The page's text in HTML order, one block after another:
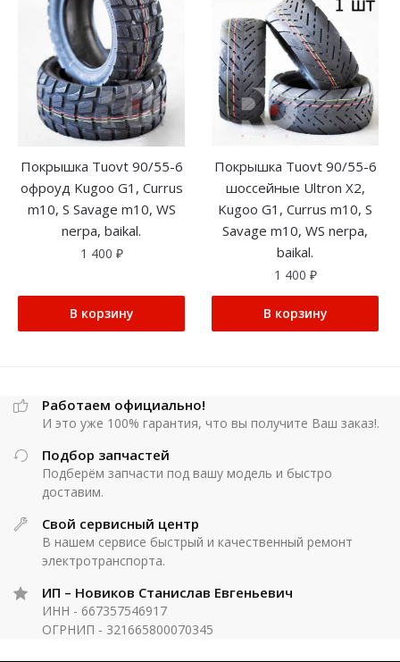
Покрышка Tuovt 90/55-6
офроуд Kugoo G1, Currus
m10, S Savage m10, WS
nerpa, baikal.
1 400 ₽
В корзину
Покрышка Tuovt 90/55-6
шоссейные Ultron X2,
Kugoo G1, Currus m10, S
Savage m10, WS nerpa,
baikal.
1 400 ₽
В корзину
Работаем официально!
И это уже 100% гарантия, что вы получите Ваш заказ!.
Подбор запчастей
Подберём запчасти под вашу модель и быстро
доставим.
Свой сервисный центр
В нашем сервисе быстрый и качественный ремонт
электротранспорта.
ИП – Новиков Станислав Евгеньевич
ИНН - 667357546917
ОГРНИП - 321665800070345